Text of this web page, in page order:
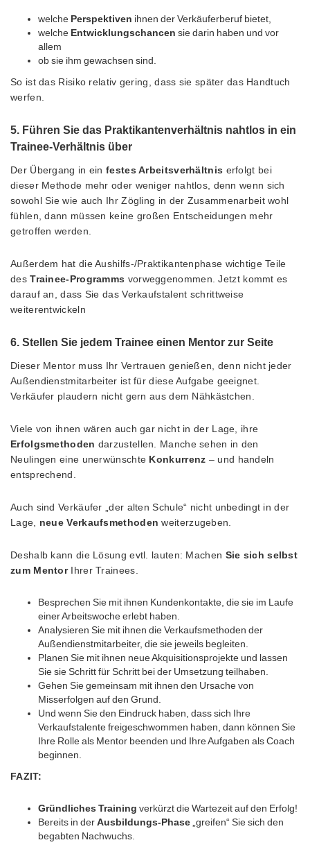
welche Perspektiven ihnen der Verkäuferberuf bietet,
welche Entwicklungschancen sie darin haben und vor
allem
ob sie ihm gewachsen sind.
So ist das Risiko relativ gering, dass sie später das Handtuch
werfen.
5. Führen Sie das Praktikantenverhältnis nahtlos in ein
Trainee-Verhältnis über
Der Übergang in ein festes Arbeitsverhältnis erfolgt bei
dieser Methode mehr oder weniger nahtlos, denn wenn sich
sowohl Sie wie auch Ihr Zögling in der Zusammenarbeit wohl
fühlen, dann müssen keine großen Entscheidungen mehr
getroffen werden.
Außerdem hat die Aushilfs-/Praktikantenphase wichtige Teile
desTrainee-Programms vorweggenommen. Jetzt kommt es
darauf an, dass Sie das Verkaufstalent schrittweise
weiterentwickeln
6. Stellen Sie jedem Trainee einen Mentor zur Seite
Dieser Mentor muss Ihr Vertrauen genießen, denn nicht jeder
Außendienstmitarbeiter ist für diese Aufgabe geeignet.
Verkäufer plaudern nicht gern aus dem Nähkästchen.
Viele von ihnen wären auch gar nicht in der Lage, ihre
Erfolgsmethoden darzustellen. Manche sehen in den
Neulingen eine unerwünschte Konkurrenz – und handeln
entsprechend.
Auch sind Verkäufer „der alten Schule“ nicht unbedingt in der
Lage, neue Verkaufsmethoden weiterzugeben.
Deshalb kann die Lösung evtl. lauten: Machen Sie sich selbst
zum MentorIhrer Trainees.
Besprechen Sie mit ihnen Kundenkontakte, die sie im Laufe
einer Arbeitswoche erlebt haben.
Analysieren Sie mit ihnen die Verkaufsmethoden der
Außendienstmitarbeiter, die sie jeweils begleiten.
Planen Sie mit ihnen neue Akquisitionsprojekte und lassen
Sie sie Schritt für Schritt bei der Umsetzung teilhaben.
Gehen Sie gemeinsam mit ihnen den Ursache von
Misserfolgen auf den Grund.
Und wenn Sie den Eindruck haben, dass sich Ihre
Verkaufstalente freigeschwommen haben, dann können Sie
Ihre Rolle als Mentor beenden und Ihre Aufgaben als Coach
beginnen.
FAZIT:
Gründliches Training verkürzt die Wartezeit auf den Erfolg!
Bereits in derAusbildungs-Phase „greifen“ Sie sich den
begabten Nachwuchs.